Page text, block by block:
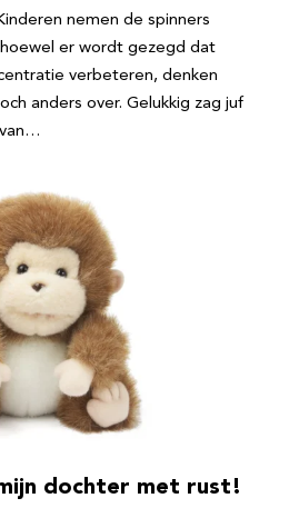
nemen de spinners
er wordt gezegd dat
verbeteren, denken
anders over. Gelukkig zag juf
dochter met rust!